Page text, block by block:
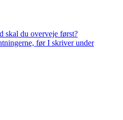
skal du overveje først?
før I skriver under